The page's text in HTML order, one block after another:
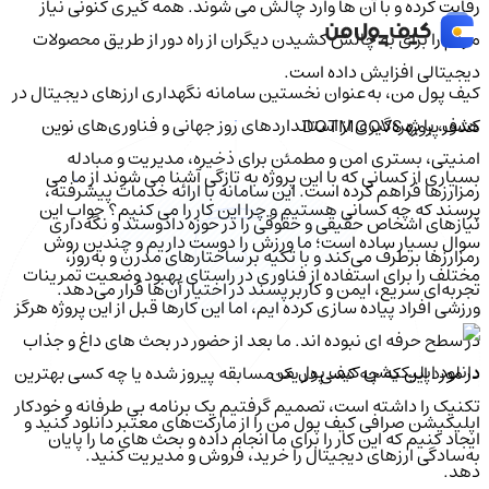
رقابت کرده و با آن ها وارد چالش می شوند. همه گیری کنونی نیاز
مردم را برای به چالش کشیدن دیگران از راه دور از طریق محصولات
دیجیتالی افزایش داده است.
هدف پروژه DOTMOOVS
بسیاری از کسانی که با این پروژه به تازگی آشنا می شوند از ما می
پرسند که چه کسانی هستیم و چرا این کار را می کنیم؟ جواب این
سوال بسیار ساده است؛ ما ورزش را دوست داریم و چندین روش
مختلف را برای استفاده از فناوری در راستای بهبود وضعیت تمرینات
ورزشی افراد پیاده سازی کرده ایم، اما این کارها قبل از این پروژه هرگز
در سطح حرفه ای نبوده اند. ما بعد از حضور در بحث های داغ و جذاب
در مورد این که چه کسی در یک مسابقه پیروز شده یا چه کسی بهترین
تکنیک را داشته است، تصمیم گرفتیم یک برنامه بی طرفانه و خودکار
ایجاد کنیم که این کار را برای ما انجام داده و بحث های ما را پایان
دهد.
کیف‌ پول من، به‌عنوان نخستین سامانه نگهداری ارزهای دیجیتال در
کشور، با بهره‌گیری از استانداردهای روز جهانی و فناوری‌های نوین
امنیتی، بستری امن و مطمئن برای ذخیره، مدیریت و مبادله
رمزارزها فراهم کرده است. این سامانه با ارائه خدمات پیشرفته،
نیازهای اشخاص حقیقی و حقوقی را در حوزه دادوستد و نگه‌داری
رمزارزها برطرف می‌کند و با تکیه بر ساختارهای مدرن و به‌روز،
تجربه‌ای سریع، ایمن و کاربرپسند در اختیار آن‌ها قرار می‌دهد.
دانلود اپلیکیشن کیف‌ پول من
اپلیکیشن صرافی کیف پول من را از مارکت‌های معتبر دانلود کنید و
به‌سادگی ارزهای دیجیتال را خرید، فروش و مدیریت کنید.